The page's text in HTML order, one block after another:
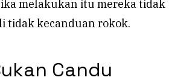
melakukan itu mereka tidak
tidak kecanduan rokok.
Candu